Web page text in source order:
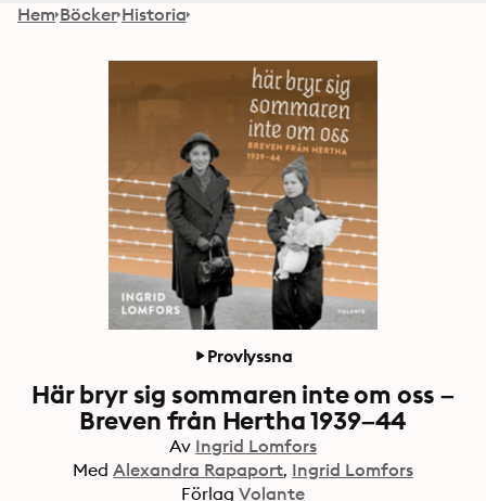
Hem Böcker Historia
Provlyssna
Här bryr sig sommaren inte om oss –
Breven från Hertha 1939–44
Av Ingrid Lomfors
Med Alexandra Rapaport Ingrid Lomfors
Förlag Volante